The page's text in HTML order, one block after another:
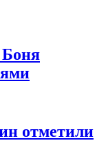
Боня
отметили